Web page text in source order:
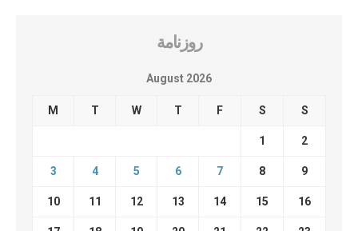
روزنامة
August 2026
M T W T F S S
1 2
3 4 5 6 7 8 9
10 11 12 13 14 15 16